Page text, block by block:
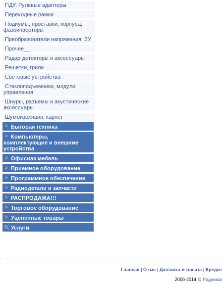
ПДУ, Рулевые адаптеры
Переходные рамки
Подиумы, проставки, корпуса,
фазоинверторы
Преобразователи напряжения, ЗУ
Прочее__
Радар-детекторы и аксессуары
Решетки, грили
Световые устройства
Стеклоподъемники, модули
управления
Шнуры, разъемы и акустические
аксессуары
Шумоизоляция, карпет
Бытовая техника
Компьютеры,
комплектующие и внешние
устройства
Офисная мебель
Приемное оборудование
Программное обеспечение
Радиодетали и запчасти
РАСПРОДАЖА!!!
Торговое оборудование
Уцененные товары
Услуги
Главная О нас Доставка и оплата
2006-2014 ©